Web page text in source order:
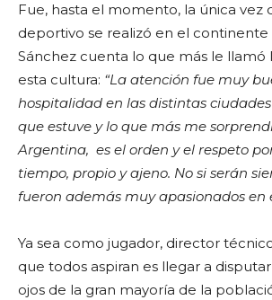
Fue, hasta el momento, la única vez
deportivo se realizó en el continente
Sánchez cuenta lo que más le llamó
esta cultura: “La atención fue muy
hospitalidad en las distintas
que estuve y lo que más me
Argentina, es el orden y el respeto
tiempo, propio y ajeno. No si serán
fueron además muy apasionados en
Ya sea como jugador, director
que todos aspiran es llegar a
ojos de la gran mayoría de la